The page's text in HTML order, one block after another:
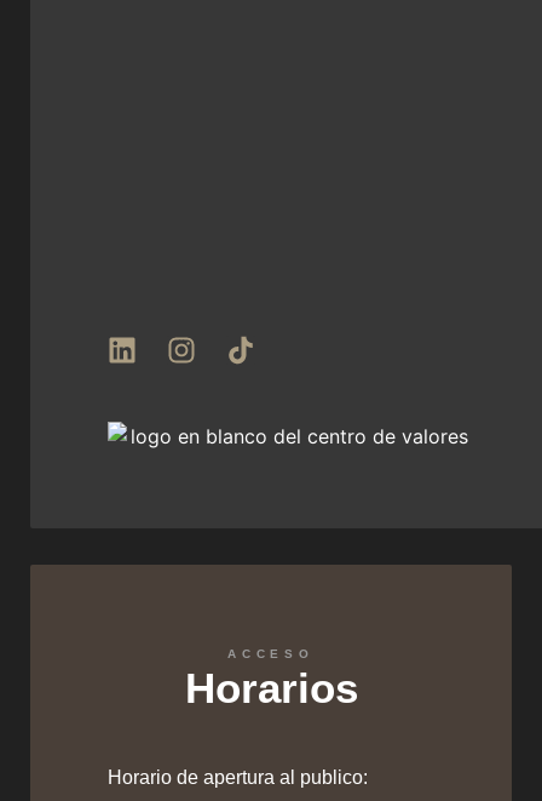
ACCESO
Horarios
Horario de apertura al publico: